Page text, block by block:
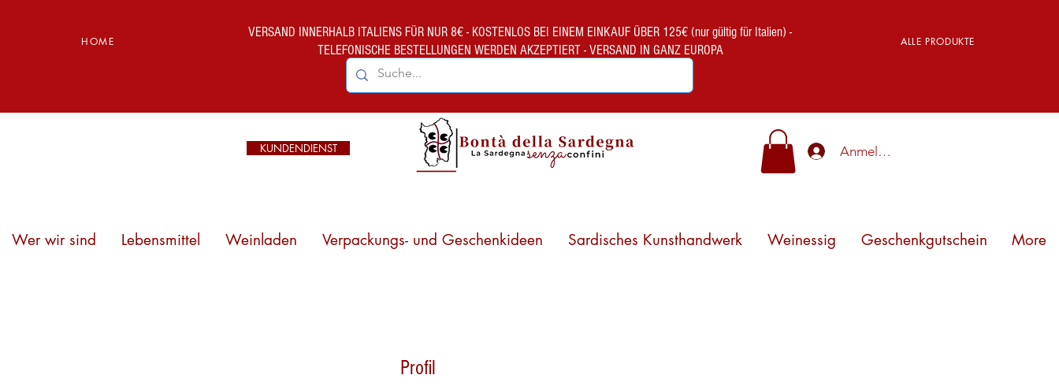
HOME
VERSAND INNERHALB ITALIENS FÜR NUR 8€ - KOSTENLOS BEI EINEM EINKAUF ÜBER 125€ (nur gültig für Italien) -
TELEFONISCHE BESTELLUNGEN WERDEN AKZEPTIERT - VERSAND IN GANZ EUROPA
ALLE PRODUKTE
KUNDENDIENST Anmelden
Wer wir sind Lebensmittel Weinladen Verpackungs- und Geschenkideen Sardisches Kunsthandwerk Weinessig Geschenkgutschein More
Profil